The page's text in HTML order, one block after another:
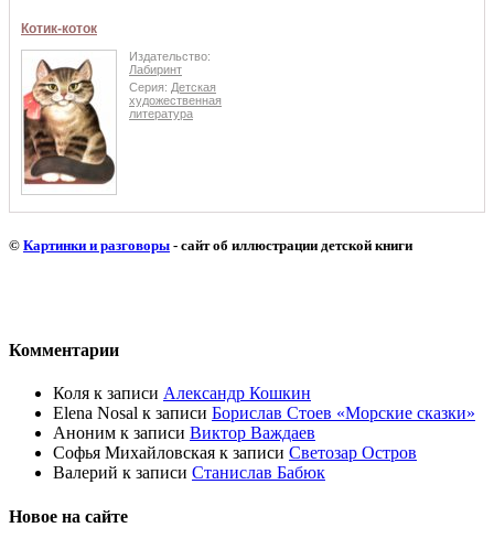
Котик-коток
Издательство:
Лабиринт
Серия: Детская
художественная
литература
© Картинки и разговоры - сайт об иллюстрации детской книги
Комментарии
Коля к записи Александр Кошкин
Elena Nosal к записи Борислав Стоев «Морские сказки»
Аноним к записи Виктор Важдаев
Софья Михайловская к записи Светозар Остров
Валерий к записи Станислав Бабюк
Новое на сайте